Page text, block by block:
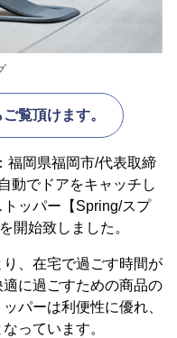
覧頂けます。
福岡県福岡市/代表取締
動でドアをキャッチし
ッパー【Spring/スプ
開始致しました。
、在宅で過ごす時間が
に過ごすための商品の
パーは利便性に優れ、
っています。